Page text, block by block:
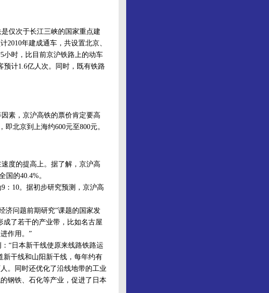
仅次于长江三峡的国家重点建
2010年建成通车，共设置北京、
小时，比目前京沪铁路上的动车
预计1.6亿人次。同时，既有铁路
素，京沪高铁的票价肯定要高
北京到上海约600元至800元。
度的提高上。据了解，京沪高
国的40.4%。
10。据初步研究预测，京沪高
济问题前期研究”课题的国家发
了若干的产业带，比如名古屋
作用。”
“日本新干线使原来线路铁路运
新干线和山阳新干线，每年约有
。同时还优化了沿线地带的工业
钢铁、石化等产业，促进了日本